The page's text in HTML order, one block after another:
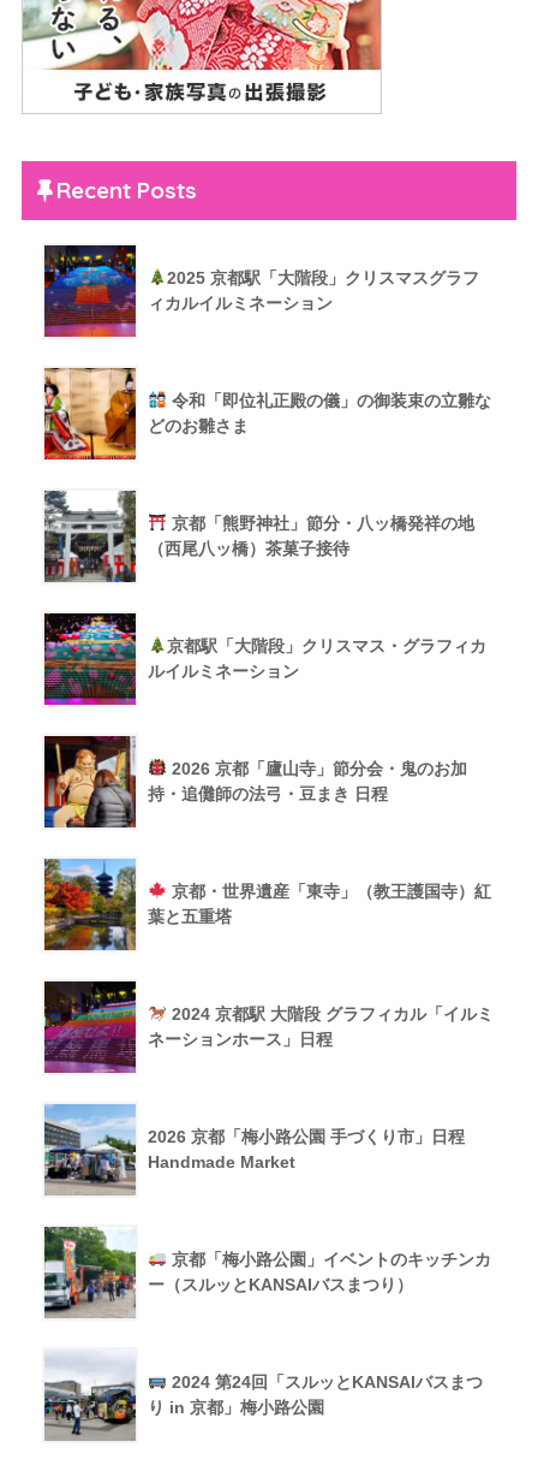
Recent Posts
2025 京都駅「大階段」クリスマスグラフ
ィカルイルミネーション
令和「即位礼正殿の儀」の御装束の立雛な
どのお雛さま
京都「熊野神社」節分・八ッ橋発祥の地
（西尾八ッ橋）茶菓子接待
京都駅「大階段」クリスマス・グラフィカ
ルイルミネーション
2026 京都「廬山寺」節分会・鬼のお加
持・追儺師の法弓・豆まき 日程
京都・世界遺産「東寺」（教王護国寺）紅
葉と五重塔
2024 京都駅 大階段 グラフィカル「イルミ
ネーションホース」日程
2026 京都「梅小路公園 手づくり市」日程
Handmade Market
京都「梅小路公園」イベントのキッチンカ
ー（スルッとKANSAIバスまつり）
2024 第24回「スルッとKANSAIバスまつ
り in 京都」梅小路公園